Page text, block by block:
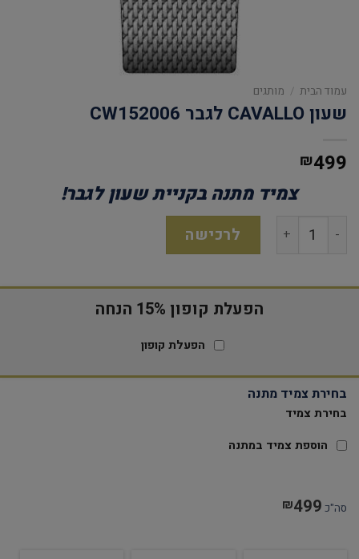
עמוד הבית / מותגים
שעון CAVALLO לגבר CW152006
₪499
צמיד מתנה בקניית שעון לגבר!
לרכישה
הפעלת קופון 15% הנחה
הפעלת קופון
בחירת צמיד מתנה
בחירת צמיד
הוספת צמיד במתנה
סה"כ ₪499